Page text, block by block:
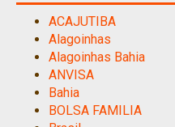
ACAJUTIBA
Alagoinhas
Alagoinhas Bahia
ANVISA
Bahia
BOLSA FAMILIA